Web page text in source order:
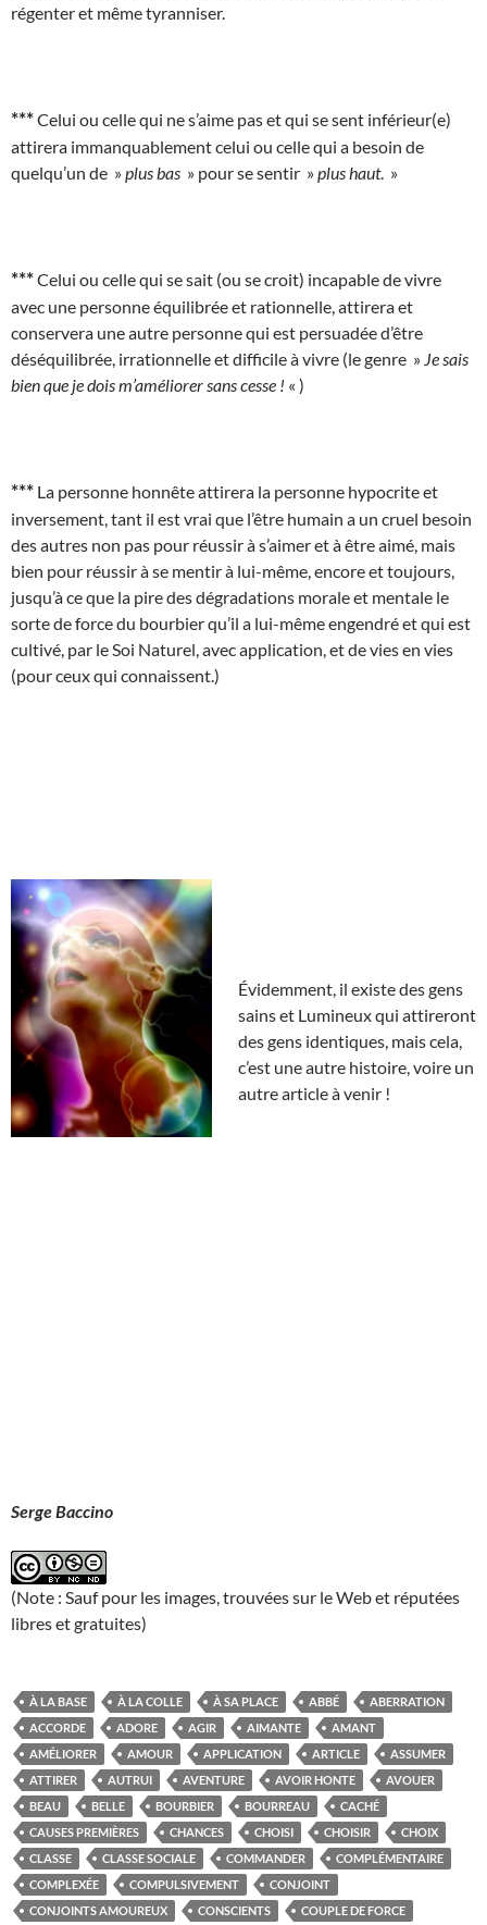
régenter et même tyranniser.
***Celui ou celle qui ne s’aime pas et qui se sent inférieur(e)
attirera immanquablement celui ou celle qui a besoin de
quelqu’un de »plus bas » pour se sentir »plus haut. »
***Celui ou celle qui se sait (ou se croit) incapable de vivre
avec une personne équilibrée et rationnelle, attirera et
conservera une autre personne qui est persuadée d’être
déséquilibrée, irrationnelle et difficile à vivre (le genre » Je sais
bien que je dois m’améliorer sans cesse ! « )
*** La personne honnête attirera la personne hypocrite et
inversement, tant il est vrai que l’être humain a un cruel besoin
des autres non pas pour réussir à s’aimer et à être aimé, mais
bien pour réussir à se mentir à lui-même, encore et toujours,
jusqu’à ce que la pire des dégradations morale et mentale le
sorte de force du bourbier qu’il a lui-même engendré et qui est
cultivé, par le Soi Naturel, avec application, et de vies en vies
(pour ceux qui connaissent.)
Évidemment, il existe des gens
sains et Lumineux qui attireront
des gens identiques, mais cela,
c’est une autre histoire, voire un
autre article à venir !
Serge Baccino
(Note : Sauf pour les images, trouvées sur le Web et réputées
libres et gratuites)
À LA BASE À LA COLLE À SA PLACE ABBÉ
ABERRATION
ACCORDE
ADORE AGIR AIMANTE
AMANT
AMÉLIORER
AMOUR APPLICATION ARTICLE
ASSUMER
ATTIRER
AUTRUI AVENTURE AVOIR HONTE
AVOUER
BEAU
BELLE BOURBIER BOURREAU
CACHÉ
CAUSES PREMIÈRES
CHANCES CHOISI CHOISIR
CHOIX
CLASSE
CLASSE SOCIALE COMMANDER
COMPLÉMENTAIRE
COMPLEXÉE
COMPULSIVEMENT
CONJOINT
CONJOINTS AMOUREUX
CONSCIENTS COUPLE DE FORCE